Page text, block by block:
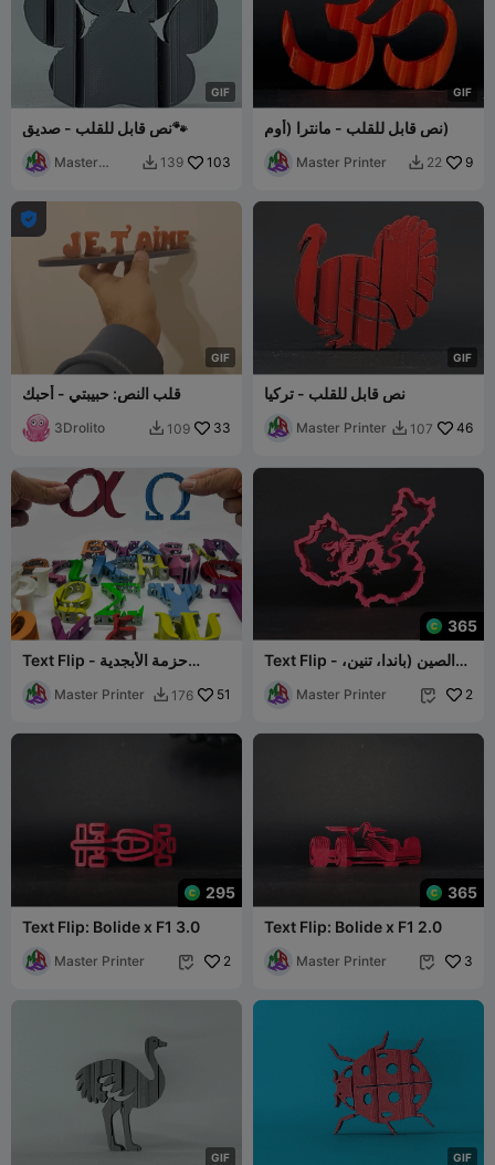
GIF
نص قابل للقلب - صديق🐾
Master
 139 103
GIF
نص قابل للقلب - مانترا (أوم)
Master Printer  22 9
GIF

قلب النص: حبيبتي - أحبك
3Drolito  109 33
GIF
نص قابل للقلب - تركيا
Master Printer  107 46
Text Flip - حزمة الأبجدية
Master Printer  176 51
365
Text Flip - الصين (باندا، تنين،
Master Printer  2
295
Text Flip: Bolide x F1 3.0
Master Printer  2
365
Text Flip: Bolide x F1 2.0
Master Printer  3
GIF GIF